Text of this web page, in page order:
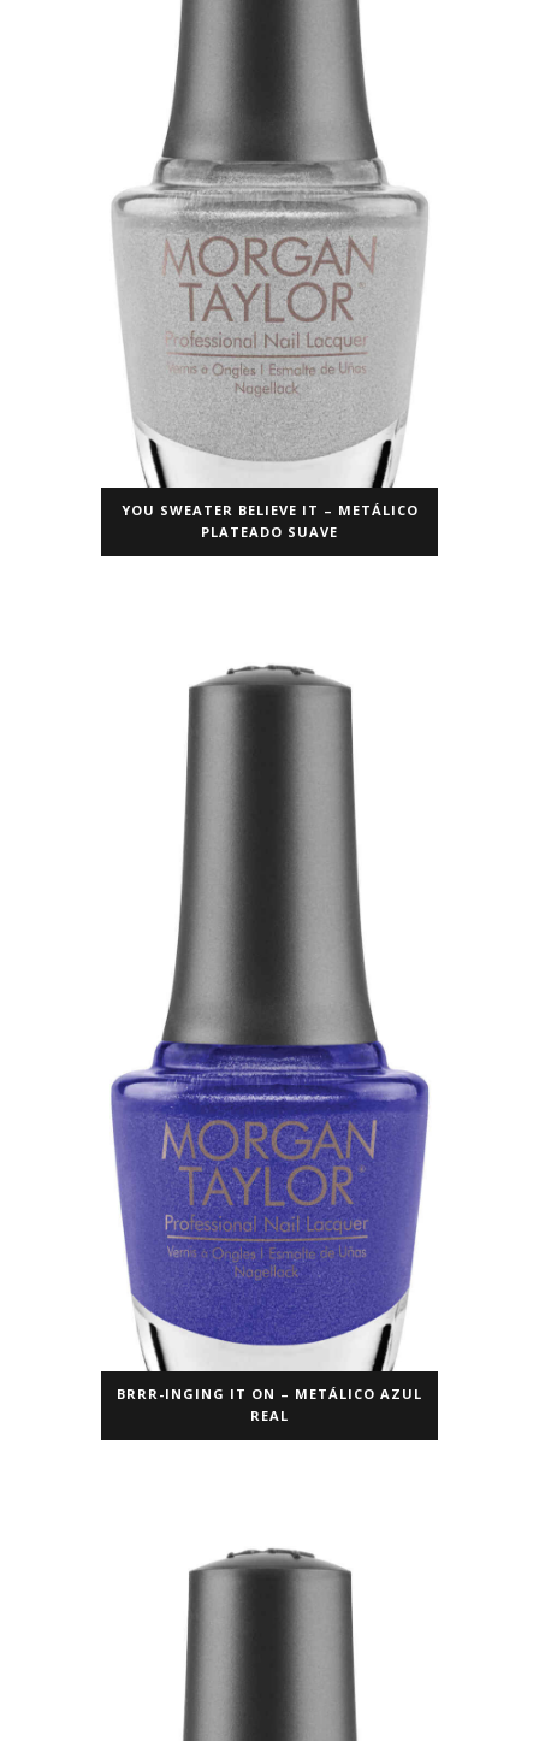
YOU SWEATER BELIEVE IT – METÁLICO
PLATEADO SUAVE
BRRR-INGING IT ON – METÁLICO AZUL
REAL